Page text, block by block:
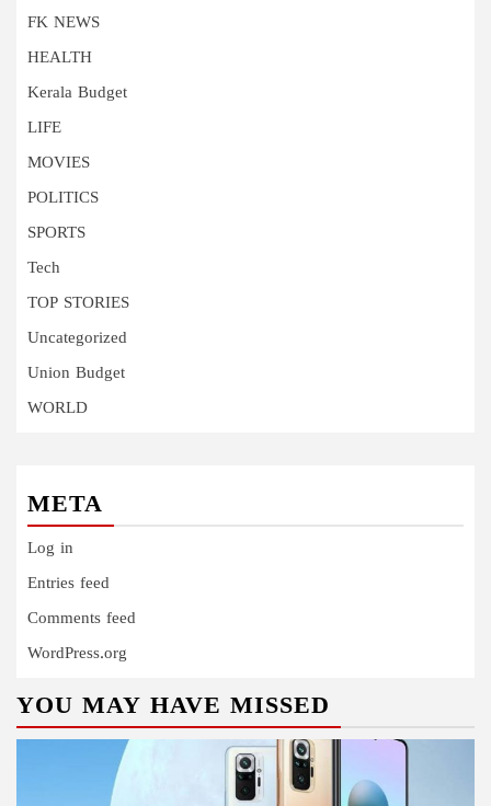
FK NEWS
HEALTH
Kerala Budget
LIFE
MOVIES
POLITICS
SPORTS
Tech
TOP STORIES
Uncategorized
Union Budget
WORLD
META
Log in
Entries feed
Comments feed
WordPress.org
YOU MAY HAVE MISSED